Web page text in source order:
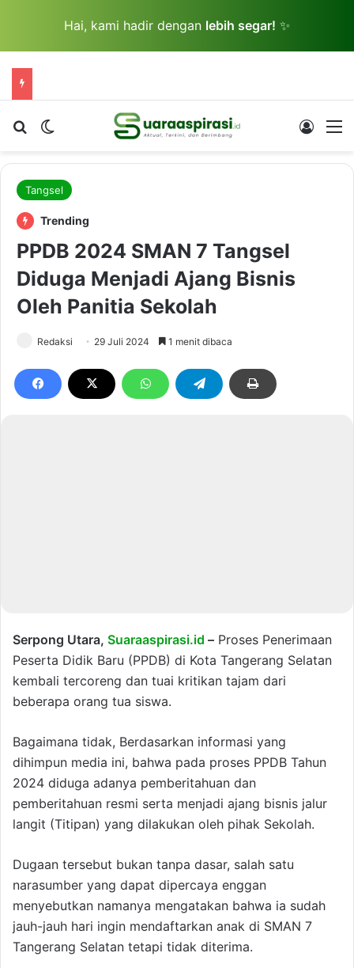
Hai, kami hadir dengan lebih segar! ✨
Cari berita...Switch skin Log In
Tangsel
Trending
PPDB 2024 SMAN 7 Tangsel
Diduga Menjadi Ajang Bisnis
Oleh Panitia Sekolah
Redaksi 29 Juli 2024 1 menit dibaca
Serpong Utara, Suaraaspirasi.id – Proses Penerimaan
Peserta Didik Baru (PPDB) di Kota Tangerang Selatan
kembali tercoreng dan tuai kritikan tajam dari
beberapa orang tua siswa.
Bagaimana tidak, Berdasarkan informasi yang
dihimpun media ini, bahwa pada proses PPDB Tahun
2024 diduga adanya pemberitahuan dan
pemberitahuan resmi serta menjadi ajang bisnis jalur
langit (Titipan) yang dilakukan oleh pihak Sekolah.
Dugaan tersebut bukan tanpa dasar, salah satu
narasumber yang dapat dipercaya enggan
menyebutkan namanya mengatakan bahwa ia sudah
jauh-jauh hari ingin mendaftarkan anak di SMAN 7
Tangerang Selatan tetapi tidak diterima.